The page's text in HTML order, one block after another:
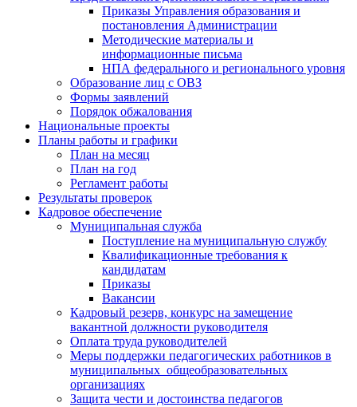
Приказы Управления образования и
постановления Администрации
Методические материалы и
информационные письма
НПА федерального и регионального уровня
Образование лиц с ОВЗ
Формы заявлений
Порядок обжалования
Национальные проекты
Планы работы и графики
План на месяц
План на год
Регламент работы
Результаты проверок
Кадровое обеспечение
Муниципальная служба
Поступление на муниципальную службу
Квалификационные требования к
кандидатам
Приказы
Вакансии
Кадровый резерв, конкурс на замещение
вакантной должности руководителя
Оплата труда руководителей
Меры поддержки педагогических работников в
муниципальных общеобразовательных
организациях
Защита чести и достоинства педагогов